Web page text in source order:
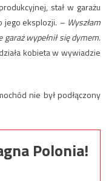
stał w garażu
jego eksplozji. – Wyszłam
garaż wypełnił się dymem.
kobieta w wywiadzie
nie był podłączony
Polonia!